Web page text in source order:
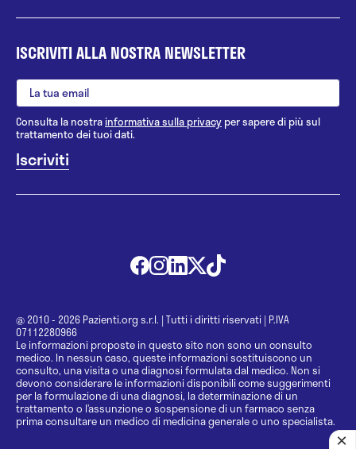
ISCRIVITI ALLA NOSTRA NEWSLETTER
Consulta la nostrainformativa sulla privacy per sapere di più sul
trattamento dei tuoi dati.
@ 2010 - 2026 Pazienti.org s.r.l. | Tutti i diritti riservati | P.IVA
07112280966
Le informazioni proposte in questo sito non sono un consulto
medico. In nessun caso, queste informazioni sostituiscono un
consulto, una visita o una diagnosi formulata dal medico. Non si
devono considerare le informazioni disponibili come suggerimenti
per la formulazione di una diagnosi, la determinazione di un
trattamento o l’assunzione o sospensione di un farmaco senza
prima consultare un medico di medicina generale o uno specialista.